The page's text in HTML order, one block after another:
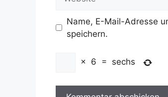
Name, E-Mail-Adresse
speichern.
× 6 = sechs